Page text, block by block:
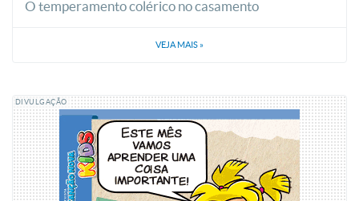
O temperamento colérico no casamento
VEJA MAIS »
DIVULGAÇÃO